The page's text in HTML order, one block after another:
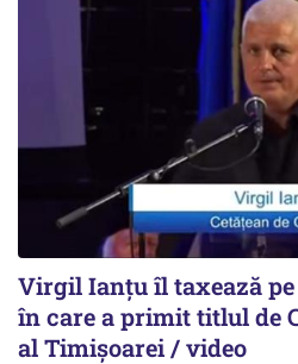
Virgil Ianțu îl taxează
în care a primit titlul de
al Timișoarei / video